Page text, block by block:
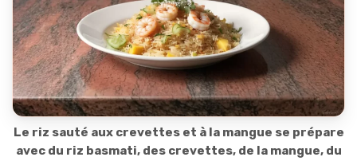
Le riz sauté aux crevettes et à la mangue se prépare
avec du riz basmati, des crevettes, de la mangue, du